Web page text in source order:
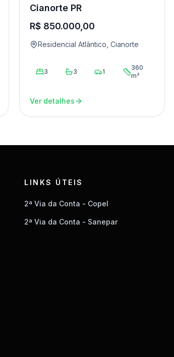
Cianorte PR
R$ 850.000,00
Residencial Atlântico, Cianorte
3 3 1
360
m²
Ver detalhes
LINKS ÚTEIS
2ª Via da Conta - Copel
2ª Via da Conta - Sanepar